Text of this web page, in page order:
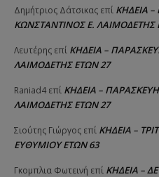
Δημήτριος Δάτσικας επί ΚΗΔΕΙΑ
ΚΩΝΣΤΑΝΤΙΝΟΣ Ε. ΛΑΙΜΟΔΕΤΗΣ
Λευτέρης επί ΚΗΔΕΙΑ –
ΛΑΙΜΟΔΕΤΗΣ ΕΤΩΝ 27
Raniad4 επί ΚΗΔΕΙΑ –
ΛΑΙΜΟΔΕΤΗΣ ΕΤΩΝ 27
Σιούτης Γιώργος επί ΚΗΔΕΙΑ –
ΕΥΘΥΜΙΟΥ ΕΤΩΝ 63
Γκομπλια Φωτεινή επί ΚΗΔΕΙΑ –